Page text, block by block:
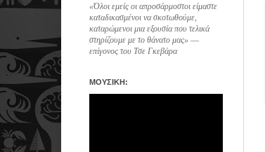
«Όλοι εμείς οι απροσάρμοστοι είμαστε
καταδικασμένοι να σκοτωθούμε,
καταρώμενοι μια εξουσία που τελικά
στηρίζουμε με το θάνατο μας» ―
επίγονος του Τσε Γκεβάρα
ΜΟΥΣΙΚΗ: